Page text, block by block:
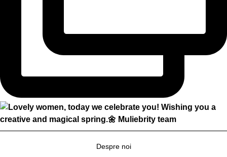
Despre noi